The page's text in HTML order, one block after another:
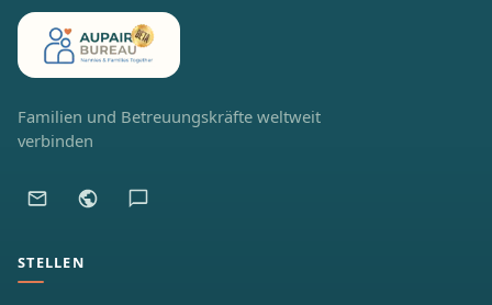
Familien und Betreuungskräfte weltweit
verbinden
STELLEN